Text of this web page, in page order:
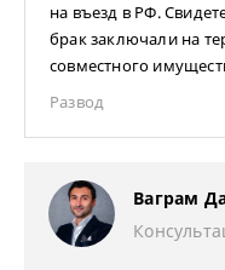
на въезд в РФ.
брак заключали на
совместного
Развод
Ваграм